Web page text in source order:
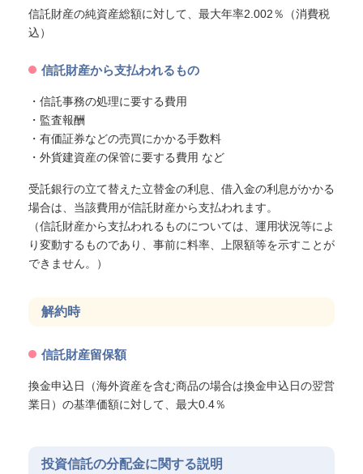
信託財産の純資産総額に対して、最大年率2.002％（消費税
込）
信託財産から支払われるもの
・信託事務の処理に要する費用
・監査報酬
・有価証券などの売買にかかる手数料
・外貨建資産の保管に要する費用 など
受託銀行の立て替えた立替金の利息、借入金の利息がかかる
場合は、当該費用が信託財産から支払われます。
（信託財産から支払われるものについては、運用状況等によ
り変動するものであり、事前に料率、上限額等を示すことが
できません。）
解約時
信託財産留保額
換金申込日（海外資産を含む商品の場合は換金申込日の翌営
業日）の基準価額に対して、最大0.4％
投資信託の分配金に関する説明